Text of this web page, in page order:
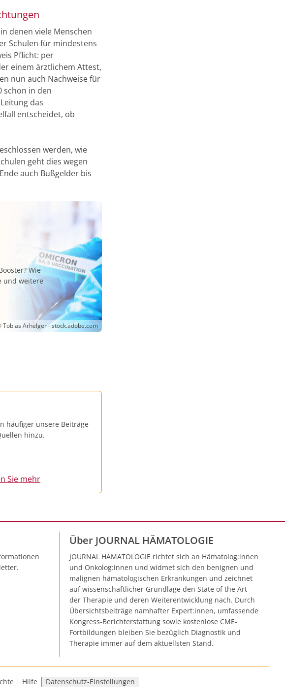
denen viele Menschen
Schulen für mindestens
Pflicht: per
einem ärztlichem Attest,
nun auch Nachweise für
schon in den
das
entscheidet, ob
werden, wie
geht dies wegen
auch Bußgelder bis
Wie
und weitere
Tobias Arhelger - stock.adobe.com
häufiger unsere Beiträge
hinzu.
Sie mehr
Über JOURNAL HÄMATOLOGIE
JOURNAL HÄMATOLOGIE richtet sich an Hämatolog:innen
und Onkolog:innen und widmet sich den benignen und
malignen hämatologischen Erkrankungen und zeichnet
auf wissenschaftlicher Grundlage den State of the Art
der Therapie und deren Weiterentwicklung nach. Durch
Übersichtsbeiträge namhafter Expert:innen, umfassende
Kongress-Berichterstattung sowie kostenlose CME-
Fortbildungen bleiben Sie bezüglich Diagnostik und
Therapie immer auf dem aktuellsten Stand.
Hilfe Datenschutz-Einstellungen